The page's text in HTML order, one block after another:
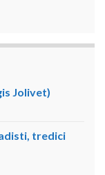
Jolivet)
tredici